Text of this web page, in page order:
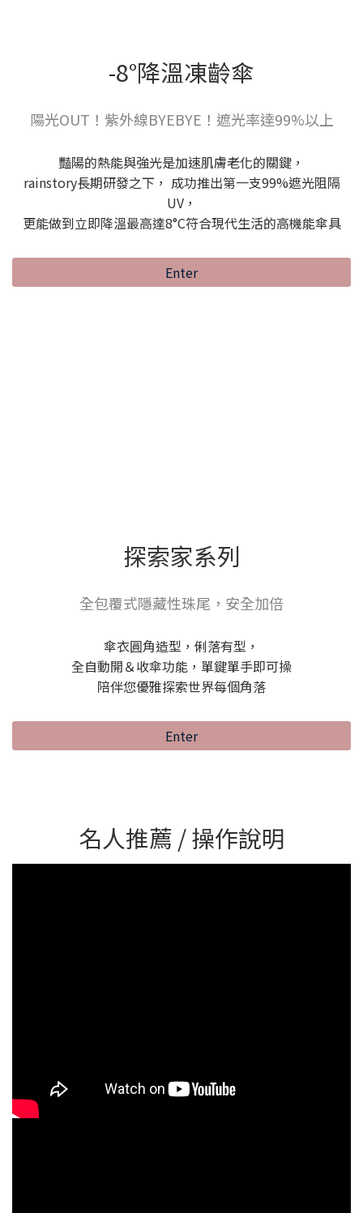
-8°降溫凍齡傘
陽光OUT！紫外線BYEBYE！遮光率達99%以上
豔陽的熱能與強光是加速肌膚老化的關鍵，
rainstory長期研發之下， 成功推出第一支99%遮光阻隔
UV，
更能做到立即降溫最高達8°C符合現代生活的高機能傘具
Enter
探索家系列
全包覆式隱藏性珠尾，安全加倍
傘衣圓角造型，俐落有型，
全自動開＆收傘功能，單鍵單手即可操
陪伴您優雅探索世界每個角落
Enter
名人推薦 / 操作說明